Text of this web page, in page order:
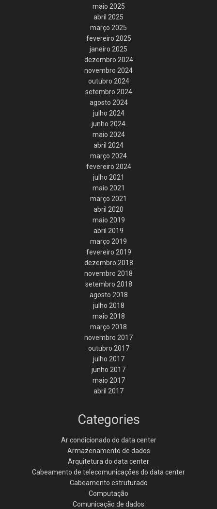
maio 2025
abril 2025
março 2025
fevereiro 2025
janeiro 2025
dezembro 2024
novembro 2024
outubro 2024
setembro 2024
agosto 2024
julho 2024
junho 2024
maio 2024
abril 2024
março 2024
fevereiro 2024
julho 2021
maio 2021
março 2021
abril 2020
maio 2019
abril 2019
março 2019
fevereiro 2019
dezembro 2018
novembro 2018
setembro 2018
agosto 2018
julho 2018
maio 2018
março 2018
novembro 2017
outubro 2017
julho 2017
junho 2017
maio 2017
abril 2017
Categories
Ar condicionado do data center
Armazenamento de dados
Arquitetura do data center
Cabeamento de telecomunicações do data center
Cabeamento estruturado
Computação
Comunicação de dados